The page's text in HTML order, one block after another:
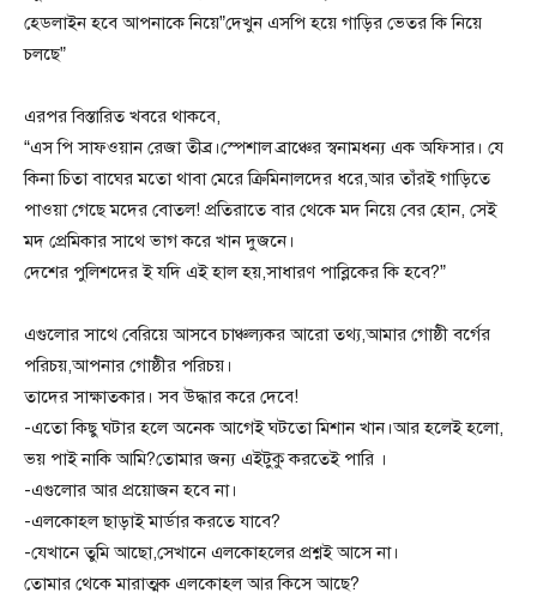
হেডলাইন হবে আপনাকে নিয়ে”দেখুন এসপি হয়ে গাড়ির ভেতর কি নিয়ে
চলছে”
এরপর বিস্তারিত খবরে থাকবে,
“এস পি সাফওয়ান রেজা তীব্র।স্পেশাল ব্রাঞ্চের স্বনামধন্য এক অফিসার। যে
কিনা চিতা বাঘের মতো থাবা মেরে ক্রিমিনালদের ধরে,আর তাঁরই গাড়িতে
পাওয়া গেছে মদের বোতল! প্রতিরাতে বার থেকে মদ নিয়ে বের হোন, সেই
মদ প্রেমিকার সাথে ভাগ করে খান দুজনে।
দেশের পুলিশদের ই যদি এই হাল হয়,সাধারণ পাব্লিকের কি হবে?”
এগুলোর সাথে বেরিয়ে আসবে চাঞ্চল্যকর আরো তথ্য,আমার গোষ্ঠী বর্গের
পরিচয়,আপনার গোষ্ঠীর পরিচয়।
তাদের সাক্ষাতকার। সব উদ্ধার করে দেবে!
-এতো কিছু ঘটার হলে অনেক আগেই ঘটতো মিশান খান।আর হলেই হলো,
ভয় পাই নাকি আমি?তোমার জন্য এইটুকু করতেই পারি ।
-এগুলোর আর প্রয়োজন হবে না।
-এলকোহল ছাড়াই মার্ডার করতে যাবে?
-যেখানে তুমি আছো,সেখানে এলকোহলের প্রশ্নই আসে না।
তোমার থেকে মারাত্মক এলকোহল আর কিসে আছে?